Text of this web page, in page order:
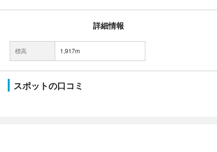
詳細情報
標高 1,917m
スポットの口コミ